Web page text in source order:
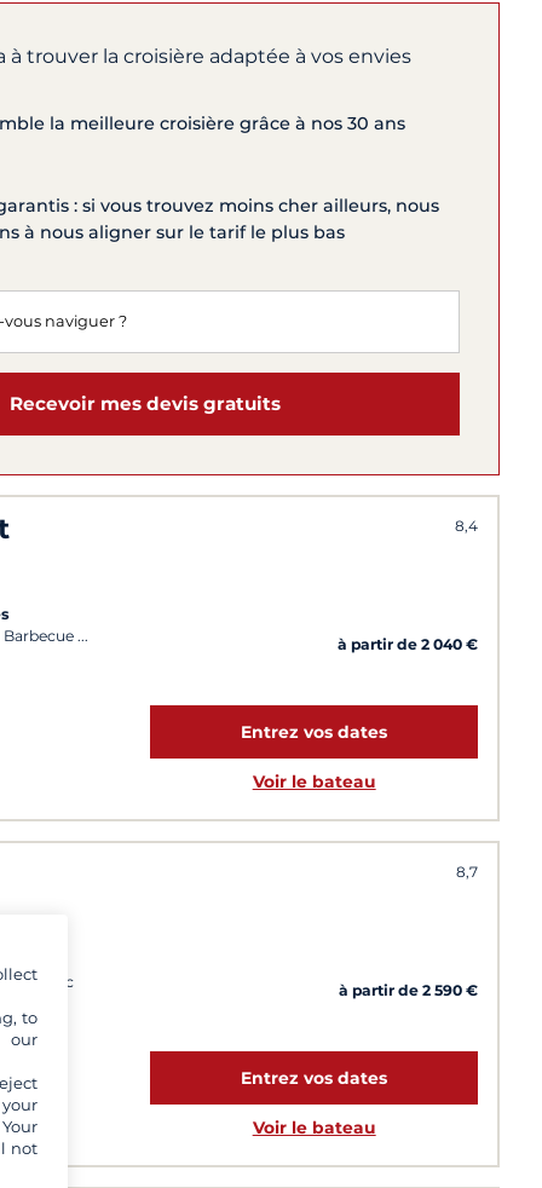
à trouver la croisière adaptée à vos envies
la meilleure croisière grâce à nos 30 ans
: si vous trouvez moins cher ailleurs, nous
à nous aligner sur le tarif le plus bas
Recevoir mes devis gratuits
8,4
Barbecue
à partir de 2 040 €
Entrez vos dates
Voir le bateau
8,7
à partir de 2 590 €
Entrez vos dates
Voir le bateau
to
our
not